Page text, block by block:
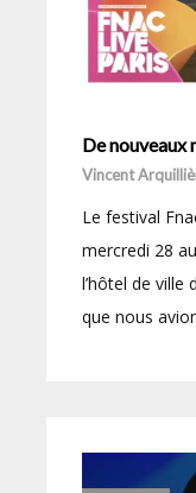
De nouveaux
Vincent
Le festival
mercredi 28
l’hôtel de ville
que nous